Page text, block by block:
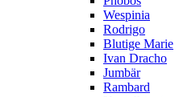
Wespinia
Rodrigo
Blutige Marie
Ivan Dracho
Jumbär
Rambard